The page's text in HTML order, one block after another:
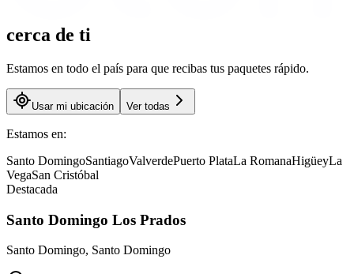
cerca de ti
Estamos en todo el país para que recibas tus paquetes rápido.
Usar mi ubicación Ver todas
Estamos en:
Santo DomingoSantiagoValverdePuerto PlataLa RomanaHigüeyLa
VegaSan Cristóbal
Destacada
Santo Domingo Los Prados
Santo Domingo, Santo Domingo